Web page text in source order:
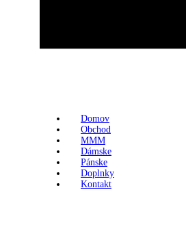
Domov
Obchod
MMM
Dámske
Pánske
Doplnky
Kontakt